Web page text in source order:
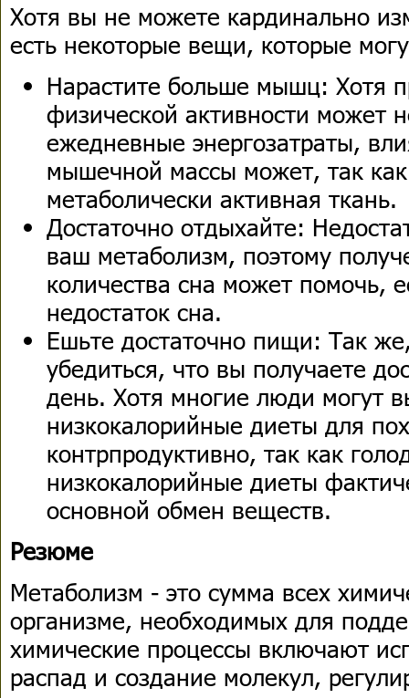
Хотя вы не можете кардинально
есть некоторые вещи, которые
Нарастите больше мышц: Хотя
физической активности может
ежедневные энергозатраты,
мышечной массы может, так как
метаболически активная ткань.
Достаточно отдыхайте:
ваш метаболизм, поэтому
количества сна может помочь,
недостаток сна.
Ешьте достаточно пищи: Так
убедиться, что вы получаете
день. Хотя многие люди могут
низкокалорийные диеты для
контрпродуктивно, так как
низкокалорийные диеты
основной обмен веществ.
Резюме
Метаболизм - это сумма всех
организме, необходимых для
химические процессы включают
распад и создание молекул,